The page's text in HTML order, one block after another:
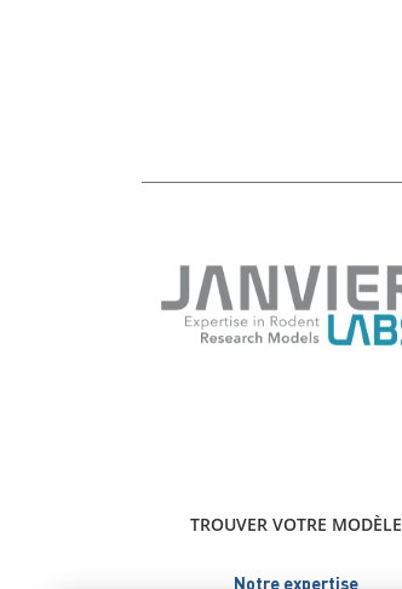
TROUVER VOTRE MODÈLE
Notre expertise